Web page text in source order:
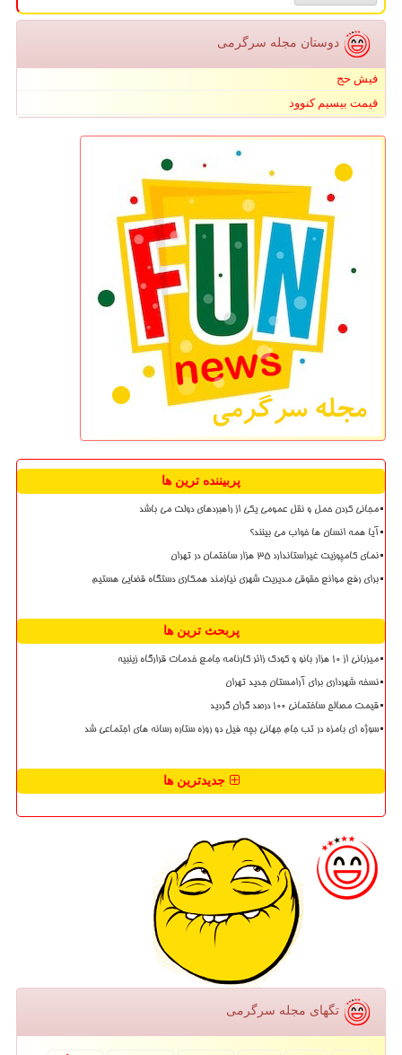
دوستان مجله سرگرمی
فیش حج
قیمت بیسیم کنوود
پربیننده ترین ها
مجانی کردن حمل و نقل عمومی یکی از راهبردهای دولت می باشد
آیا همه انسان ها خواب می بینند؟
نمای کامپوزیت غیراستاندارد ۳۵ هزار ساختمان در تهران
برای رفع موانع حقوقی مدیریت شهری نیازمند همکاری دستگاه قضایی هستیم
پربحث ترین ها
میزبانی از ۱۰ هزار بانو و کودک زائر کارنامه جامع خدمات قرارگاه زینبیه
نسخه شهرداری برای آرامستان جدید تهران
قیمت مصالح ساختمانی ۱۰۰ درصد گران گردید
سوژه ای بامزه در تب جام جهانی بچه فیل دو روزه ستاره رسانه های اجتماعی شد
جدیدترین ها
تگهای مجله سرگرمی